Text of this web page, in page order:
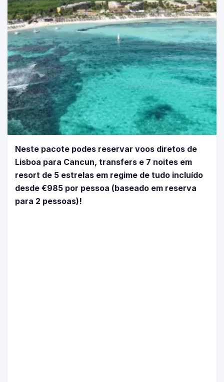
Neste pacote podes reservar voos diretos de
Lisboa para Cancun, transfers e 7 noites em
resort de 5 estrelas em regime de tudo incluído
desde €985 por pessoa (baseado em reserva
para 2 pessoas)!